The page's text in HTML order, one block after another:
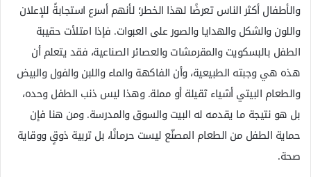
والأطفال أكثر الناس تعرضًا لهذا الخطر؛ لأنهم أسرع استجابةً للإعلان
واللون والشكل والهدايا والصور على العبوات. فإذا امتلأت حقيبة
الطفل بالبسكويت والمقرمشات والعصائر الصناعية، فقد يتعلم أن
هذه هي وجبته الطبيعية، وأن الفاكهة والماء واللبن والفول والبيض
والطعام البيتي أشياء ثقيلة أو مملة. وهذا ليس ذنب الطفل وحده،
بل هو نتيجة ما يقدمه له البيت والسوق والمدرسة. ومن هنا فإن
حماية الطفل من الطعام المصنّع ليست حرمانًا، بل تربية ذوقٍ ووقاية
صحة.